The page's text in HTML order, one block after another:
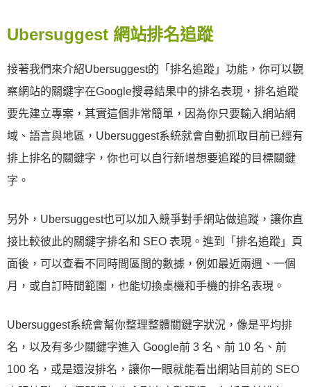
Ubersuggest 網站排名追蹤
接著我們來介紹Ubersuggest的「排名追蹤」功能，你可以觀
察網站的關鍵字在Google搜尋結果中的排名表現，排名追蹤
要先建立專案，其實這個非常簡單，因為你只要輸入網站網
域、語言與地區，Ubersuggest系統就會自動抓取目前已經有
排上排名的關鍵字，你也可以自行新增想要追蹤的目標關鍵
字。
另外，Ubersuggest也可以加入競爭對手網站做追蹤，讓你直
接比較彼此的關鍵字排名和 SEO 表現。進到「排名追蹤」頁
面後，可以查看不同時間區間的數據，例如最近兩週、一個
月，或自訂時間範圍，也能切換桌機和手機的排名表現。
Ubersuggest系統會幫你整理整體關鍵字狀況，像是平均排
名，以及有多少關鍵字進入 Google前 3 名、前 10 名、前
100 名，或是還沒排名，讓你一眼就能看出網站目前的 SEO